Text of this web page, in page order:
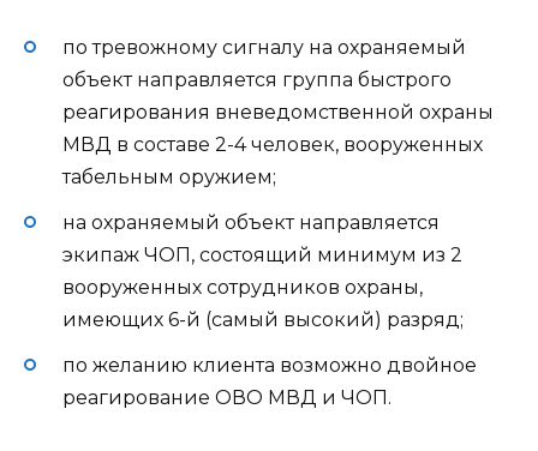
по тревожному сигналу на охраняемый
объект направляется группа быстрого
реагирования вневедомственной охраны
МВД в составе 2-4 человек, вооруженных
табельным оружием;
на охраняемый объект направляется
экипаж ЧОП, состоящий минимум из 2
вооруженных сотрудников охраны,
имеющих 6-й (самый высокий) разряд;
по желанию клиента возможно двойное
реагирование ОВО МВД и ЧОП.